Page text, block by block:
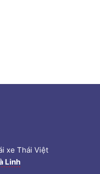
xe Thái Việt
Linh